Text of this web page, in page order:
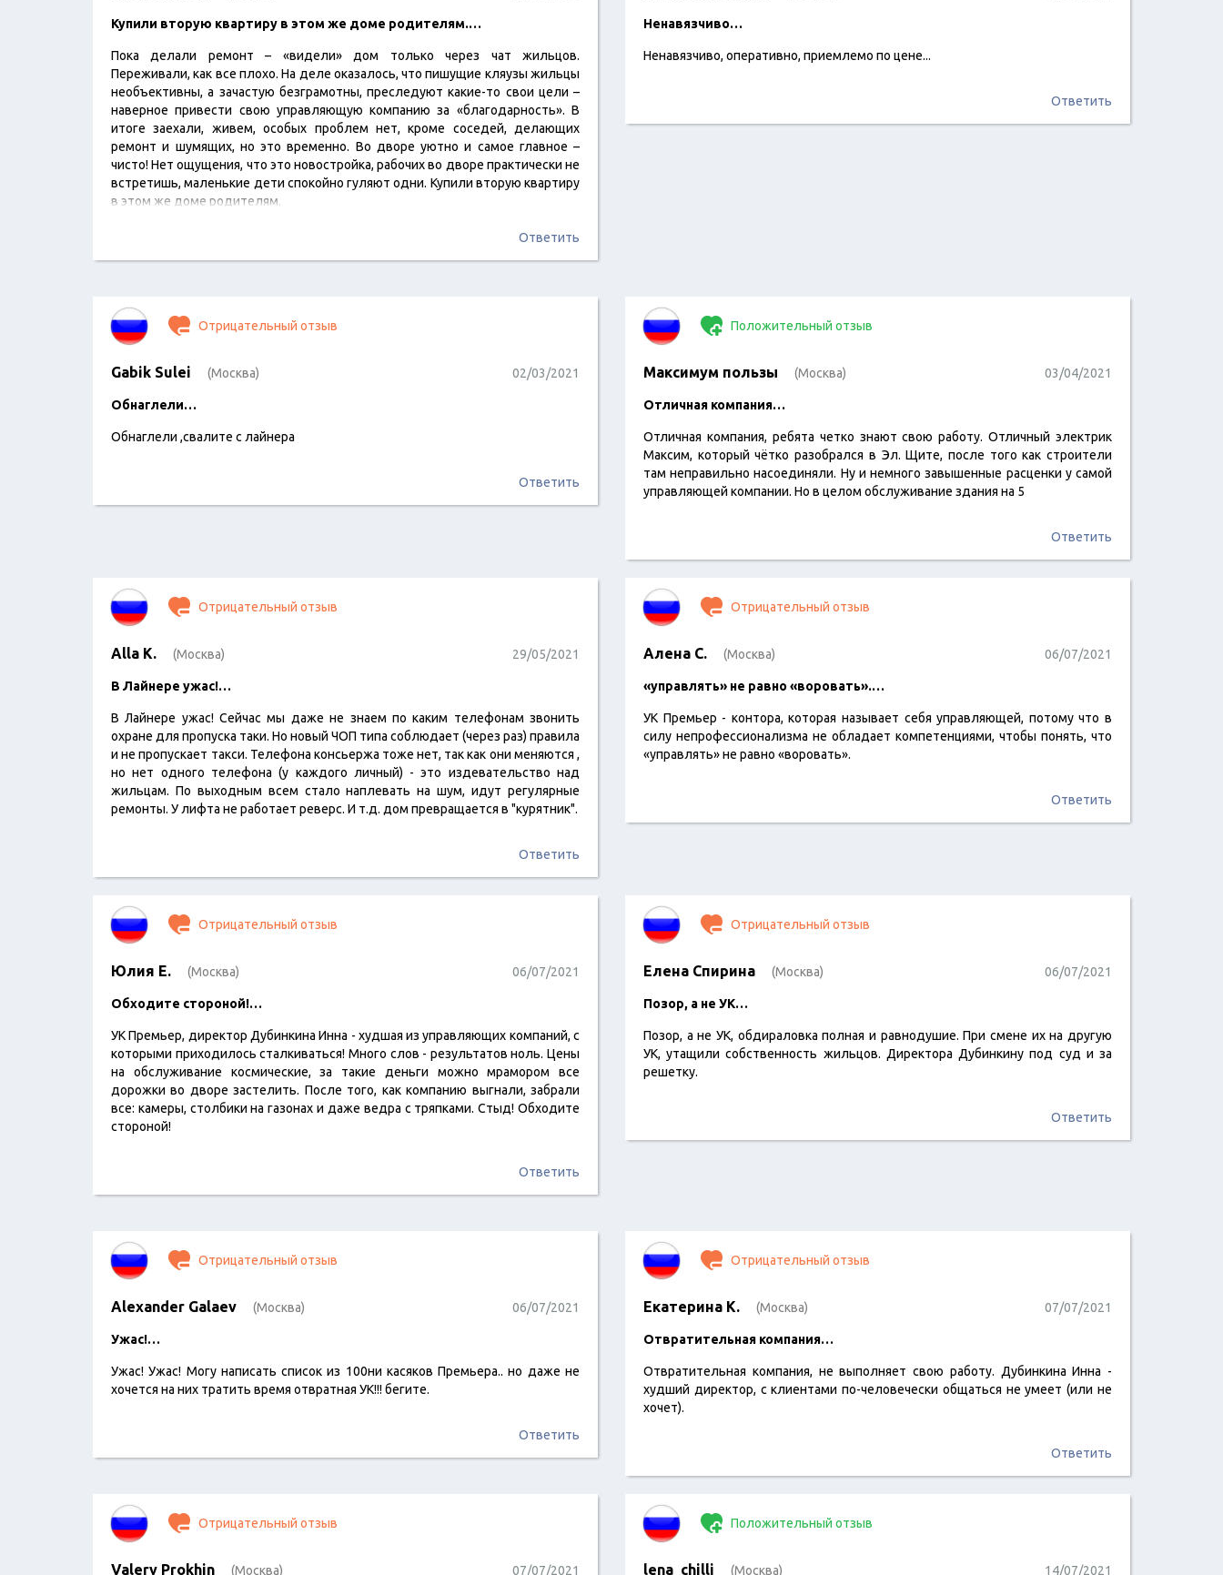
Купили вторую квартиру в этом же доме родителям.…
Пока делали ремонт – «видели» дом только через чат жильцов.
Переживали, как все плохо. На деле оказалось, что пишущие кляузы жильцы
необъективны, а зачастую безграмотны, преследуют какие-то свои цели –
наверное привести свою управляющую компанию за «благодарность». В
итоге заехали, живем, особых проблем нет, кроме соседей, делающих
ремонт и шумящих, но это временно. Во дворе уютно и самое главное –
чисто! Нет ощущения, что это новостройка, рабочих во дворе практически не
встретишь, маленькие дети спокойно гуляют одни. Купили вторую квартиру
в этом же доме родителям.
Ответить
Ненавязчиво…
Ненавязчиво, оперативно, приемлемо по цене...
Ответить
Отрицательный отзыв
Gabik Sulei (Москва) 02/03/2021
Обнаглели…
Обнаглели ,свалите с лайнера читать отзыв
Ответить
Положительный отзыв
Максимум пользы (Москва) 03/04/2021
Отличная компания…
Отличная компания, ребята четко знают свою работу. Отличный электрик
Максим, который чётко разобрался в Эл. Щите, после того как строители
там неправильно насоединяли. Ну и немного завышенные расценки у самой
управляющей компании. Но в целом обслуживание здания на 5
Ответить
Отрицательный отзыв
Alla K. (Москва) 29/05/2021
В Лайнере ужас!…
В Лайнере ужас! Сейчас мы даже не знаем по каким телефонам звонить
охране для пропуска таки. Но новый ЧОП типа соблюдает (через раз) правила
и не пропускает такси. Телефона консьержа тоже нет, так как они меняются ,
но нет одного телефона (у каждого личный) - это издевательство над
жильцам. По выходным всем стало наплевать на шум, идут регулярные
ремонты. У лифта не работает реверс. И т.д. дом превращается в "курятник".
читать отзыв
Ответить
Отрицательный отзыв
Алена С. (Москва) 06/07/2021
«управлять» не равно «воровать».…
УК Премьер - контора, которая называет себя управляющей, потому что в
силу непрофессионализма не обладает компетенциями, чтобы понять, что
«управлять» не равно «воровать».
Ответить
Отрицательный отзыв
Юлия Е. (Москва) 06/07/2021
Обходите стороной!…
УК Премьер, директор Дубинкина Инна - худшая из управляющих компаний, с
которыми приходилось сталкиваться! Много слов - результатов ноль. Цены
на обслуживание космические, за такие деньги можно мрамором все
дорожки во дворе застелить. После того, как компанию выгнали, забрали
все: камеры, столбики на газонах и даже ведра с тряпками. Стыд! Обходите
стороной!
читать отзыв
Ответить
Отрицательный отзыв
Елена Спирина (Москва) 06/07/2021
Позор, а не УК…
Позор, а не УК, обдираловка полная и равнодушие. При смене их на другую
УК, утащили собственность жильцов. Директора Дубинкину под суд и за
решетку.
Ответить
Отрицательный отзыв
Alexander Galaev (Москва) 06/07/2021
Ужас!…
Ужас! Ужас! Могу написать список из 100ни касяков Премьера.. но даже не
хочется на них тратить время отвратная УК!!! бегите.
читать отзыв
Ответить
Отрицательный отзыв
Екатерина К. (Москва) 07/07/2021
Отвратительная компания…
Отвратительная компания, не выполняет свою работу. Дубинкина Инна -
худший директор, с клиентами по-человечески общаться не умеет (или не
хочет).
Ответить
Отрицательный отзыв
Valery Prokhin (Москва) 07/07/2021
Положительный отзыв
lena_chilli (Москва) 14/07/2021